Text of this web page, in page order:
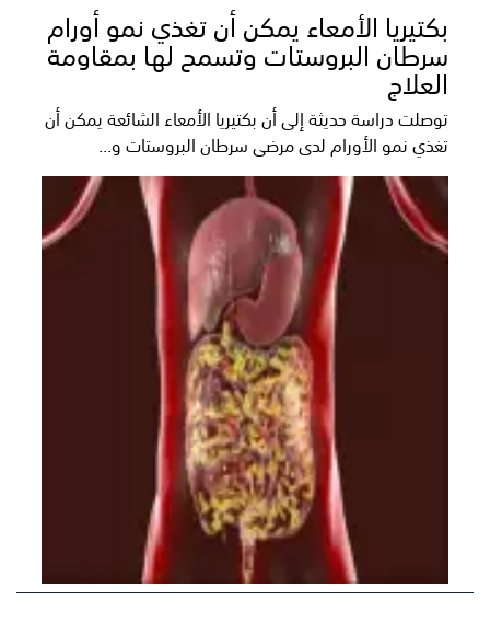
بكتيريا الأمعاء يمكن أن تغذي نمو أورام
سرطان البروستات وتسمح لها بمقاومة
العلاج
توصلت دراسة حديثة إلى أن بكتيريا الأمعاء الشائعة يمكن أن
تغذي نمو الأورام لدى مرضى سرطان البروستات و...